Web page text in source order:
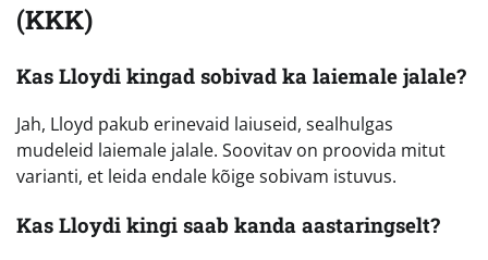
(KKK)
Kas Lloydi kingad sobivad ka laiemale jalale?
Jah, Lloyd pakub erinevaid laiuseid, sealhulgas
mudeleid laiemale jalale. Soovitav on proovida mitut
varianti, et leida endale kõige sobivam istuvus.
Kas Lloydi kingi saab kanda aastaringselt?